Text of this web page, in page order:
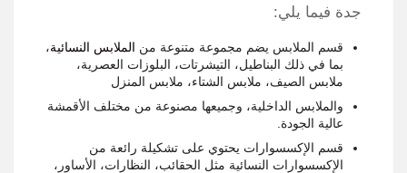
جدة فيما يلي:
قسم الملابس يضم مجموعة متنوعة من الملابس النسائية،
بما في ذلك البناطيل، التيشرتات، البلوزات العصرية،
ملابس الصيف، ملابس الشتاء، ملابس المنزل
والملابس الداخلية، وجميعها مصنوعة من مختلف الأقمشة
عالية الجودة.
قسم الإكسسوارات يحتوي على تشكيلة رائعة من
الإكسسوارات النسائية مثل الحقائب، النظارات، الأساور،